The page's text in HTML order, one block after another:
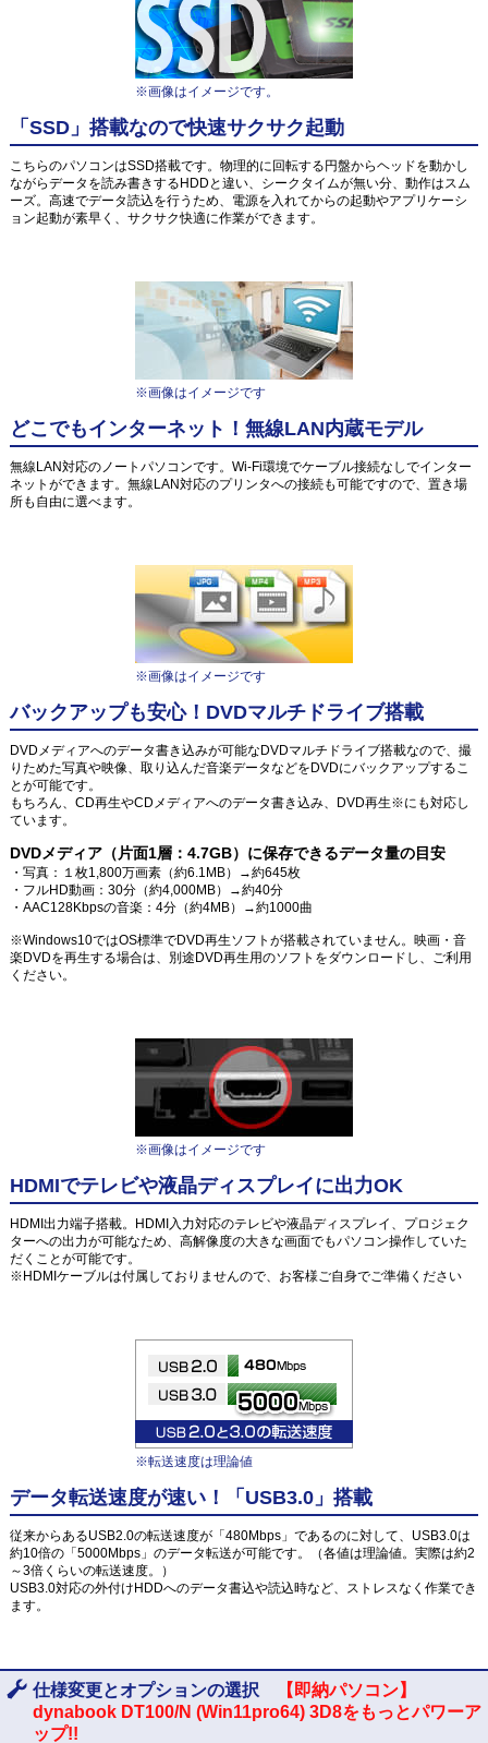
※画像はイメージです。
「SSD」搭載なので快速サクサク起動
こちらのパソコンはSSD搭載です。物理的に回転する円盤からヘッドを動かし
ながらデータを読み書きするHDDと違い、シークタイムが無い分、動作はスム
ーズ。高速でデータ読込を行うため、電源を入れてからの起動やアプリケーシ
ョン起動が素早く、サクサク快適に作業ができます。
※画像はイメージです
どこでもインターネット！無線LAN内蔵モデル
無線LAN対応のノートパソコンです。Wi-Fi環境でケーブル接続なしでインター
ネットができます。無線LAN対応のプリンタへの接続も可能ですので、置き場
所も自由に選べます。
※画像はイメージです
バックアップも安心！DVDマルチドライブ搭載
DVDメディアへのデータ書き込みが可能なDVDマルチドライブ搭載なので、撮
りためた写真や映像、取り込んだ音楽データなどをDVDにバックアップするこ
とが可能です。
もちろん、CD再生やCDメディアへのデータ書き込み、DVD再生※にも対応し
ています。
DVDメディア（片面1層：4.7GB）に保存できるデータ量の目安
・写真：１枚1,800万画素（約6.1MB）→約645枚
・フルHD動画：30分（約4,000MB）→約40分
・AAC128Kbpsの音楽：4分（約4MB）→約1000曲
※Windows10ではOS標準でDVD再生ソフトが搭載されていません。映画・音
楽DVDを再生する場合は、別途DVD再生用のソフトをダウンロードし、ご利用
ください。
※画像はイメージです
HDMIでテレビや液晶ディスプレイに出力OK
HDMI出力端子搭載。HDMI入力対応のテレビや液晶ディスプレイ、プロジェク
ターへの出力が可能なため、高解像度の大きな画面でもパソコン操作していた
だくことが可能です。
※HDMIケーブルは付属しておりませんので、お客様ご自身でご準備ください
※転送速度は理論値
データ転送速度が速い！「USB3.0」搭載
従来からあるUSB2.0の転送速度が「480Mbps」であるのに対して、USB3.0は
約10倍の「5000Mbps」のデータ転送が可能です。（各値は理論値。実際は約2
～3倍くらいの転送速度。）
USB3.0対応の外付けHDDへのデータ書込や読込時など、ストレスなく作業でき
ます。
仕様変更とオプションの選択
【即納パソコン】
dynabook DT100/N (Win11pro64) 3D8をもっとパワーア
ップ!!